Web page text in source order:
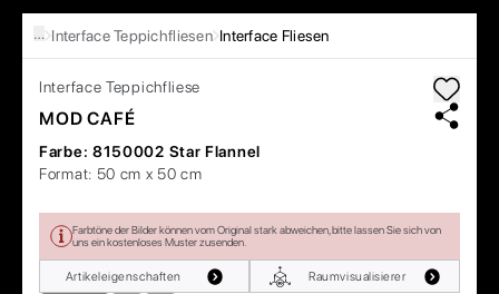
… Interface Teppichfliesen Interface Fliesen
Interface Teppichfliese
MOD CAFÉ
Farbe: 8150002 Star Flannel
Format: 50 cm x 50 cm
Farbtöne der Bilder können vom Original stark abweichen, bitte lassen Sie sich von
uns ein kostenloses Muster zusenden.
Artikeleigenschaften Raumvisualisierer